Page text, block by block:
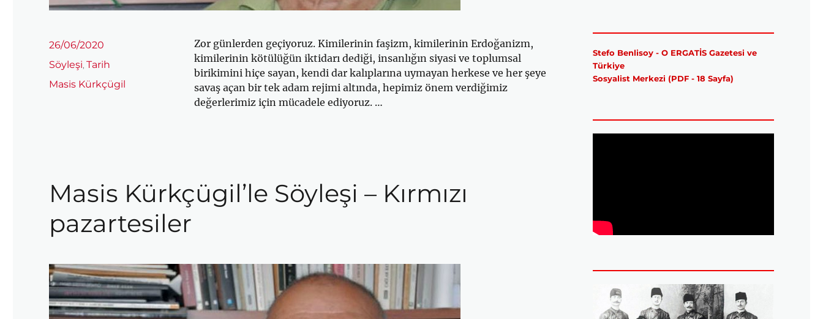
Zor günlerden geçiyoruz. Kimilerinin faşizm, kimilerinin Erdoğanizm,
kimilerinin kötülüğün iktidarı dediği, insanlığın siyasi ve toplumsal
birikimini hiçe sayan, kendi dar kalıplarına uymayan herkese ve her şeye
savaş açan bir tek adam rejimi altında, hepimiz önem verdiğimiz
değerlerimiz için mücadele ediyoruz. …
Yayın
26/06/2020
Kategoriler
Söyleşi,Tarih
Etiketler
Masis Kürkçügil
Masis Kürkçügil’le Söyleşi – Kırmızı
pazartesiler
Stefo Benlisoy - O ERGATİS Gazetesi ve
Türkiye
Sosyalist Merkezi (PDF - 18 Sayfa)